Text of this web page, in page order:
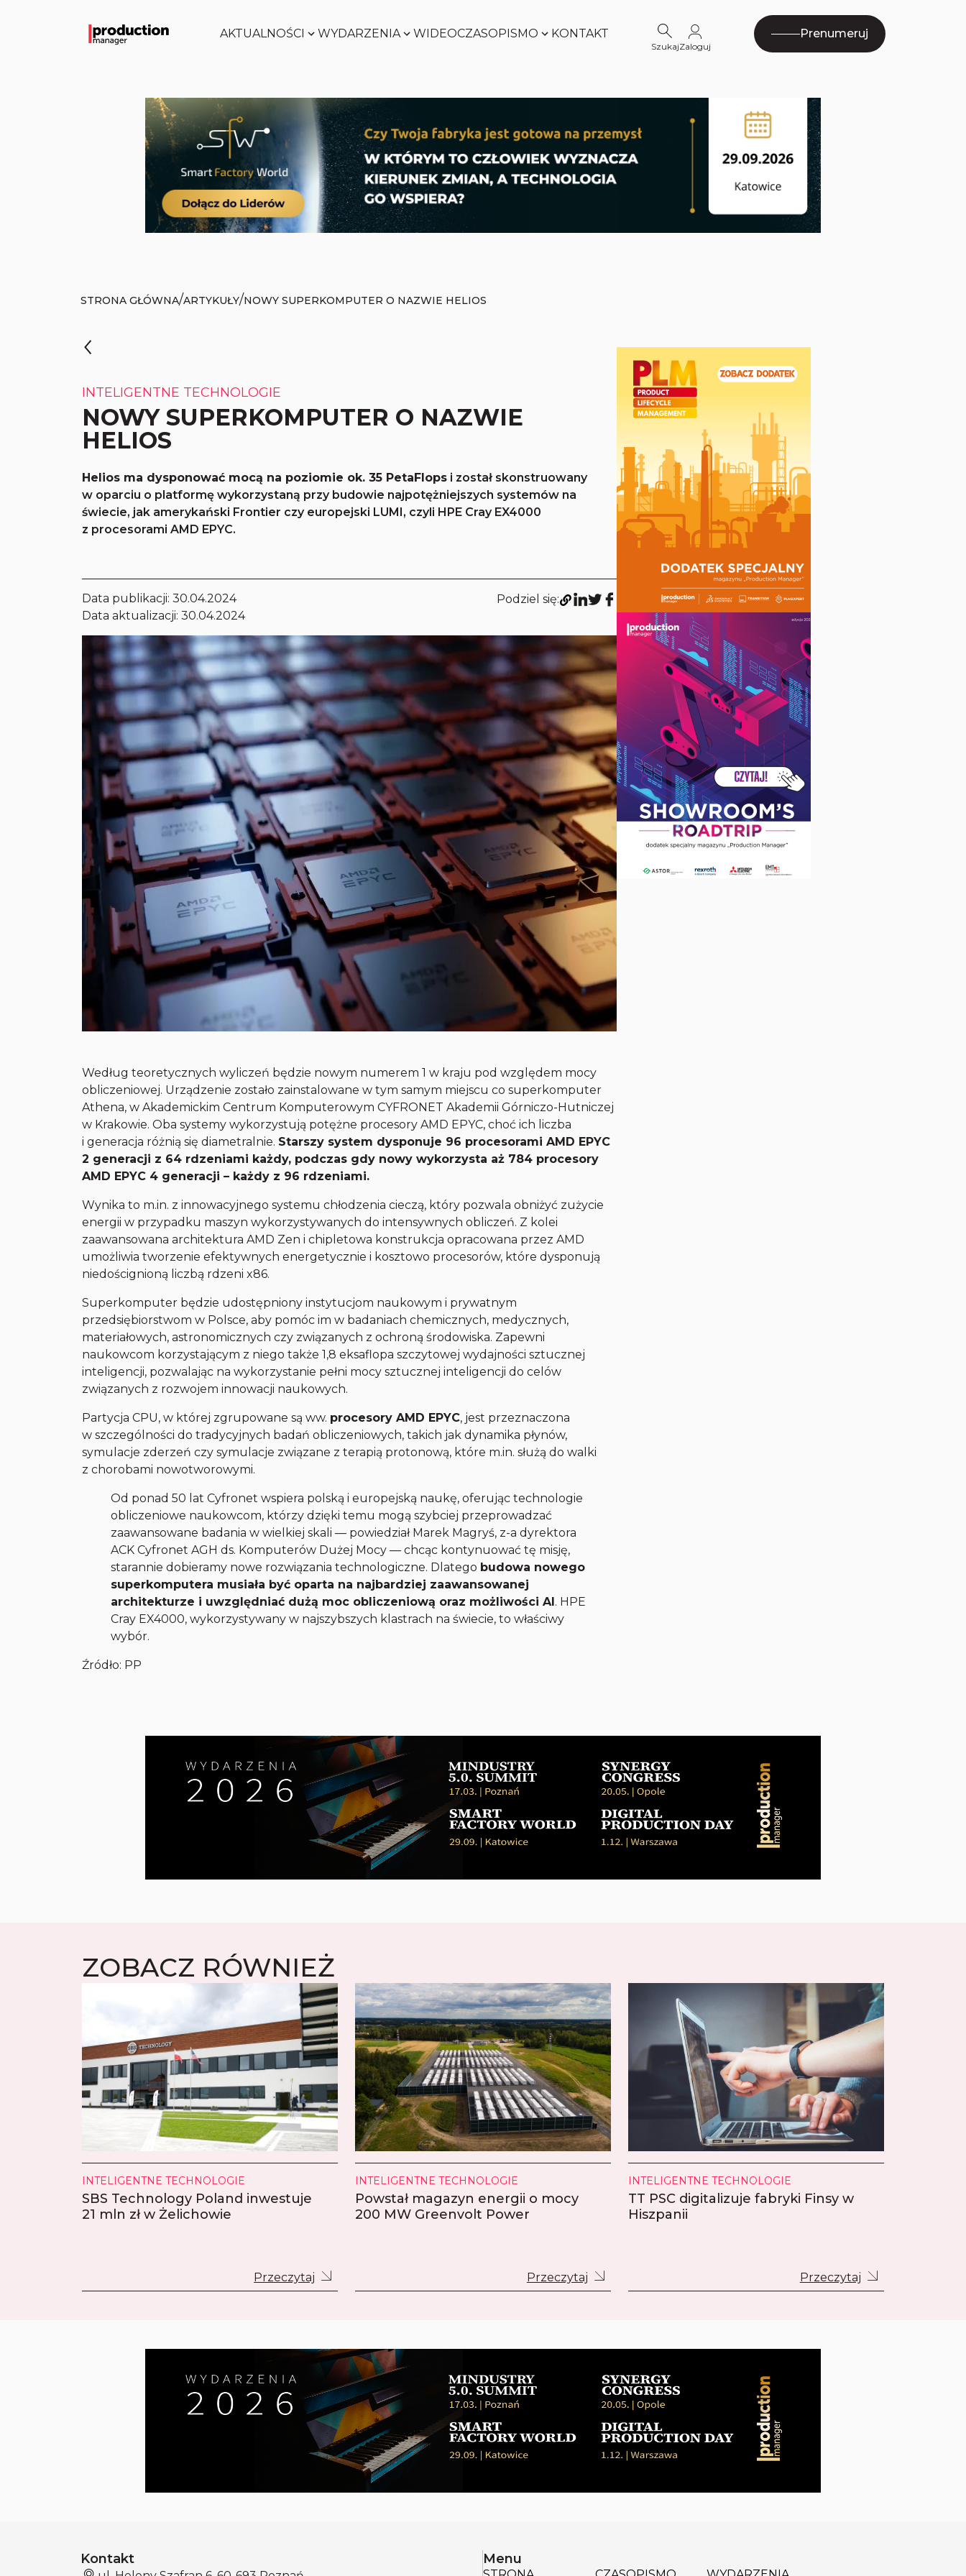
AKTUALNOŚCI WYDARZENIA
SMART
FACTORY
WORLD
WIDEOCZASOPISMO KONTAKT
SzukajZaloguj
Prenumeruj
FACTORY
WORLD
Zobacz
STRONA GŁÓWNA/ARTYKUŁY/NOWY SUPERKOMPUTER O NAZWIE HELIOS
INTELIGENTNE TECHNOLOGIE
NOWY SUPERKOMPUTER O NAZWIE
HELIOS
Helios ma dysponować mocą na poziomie ok. 35 PetaFlops i został skonstruowany
w oparciu o platformę wykorzystaną przy budowie najpotężniejszych systemów na
świecie, jak amerykański Frontier czy europejski LUMI, czyli HPE Cray EX4000
z procesorami AMD EPYC.
Data publikacji:30.04.2024
Data aktualizacji: 30.04.2024
Podziel się:
Według teoretycznych wyliczeń będzie nowym numerem 1 w kraju pod względem mocy
obliczeniowej. Urządzenie zostało zainstalowane w tym samym miejscu co superkomputer
Athena, w Akademickim Centrum Komputerowym CYFRONET Akademii Górniczo-Hutniczej
w Krakowie. Oba systemy wykorzystują potężne procesory AMD EPYC, choć ich liczba
i generacja różnią się diametralnie. Starszy system dysponuje 96 procesorami AMD EPYC
2 generacji z 64 rdzeniami każdy, podczas gdy nowy wykorzysta aż 784 procesory
AMD EPYC 4 generacji – każdy z 96 rdzeniami.
Wynika to m.in. z innowacyjnego systemu chłodzenia cieczą, który pozwala obniżyć zużycie
energii w przypadku maszyn wykorzystywanych do intensywnych obliczeń. Z kolei
zaawansowana architektura AMD Zen i chipletowa konstrukcja opracowana przez AMD
umożliwia tworzenie efektywnych energetycznie i kosztowo procesorów, które dysponują
niedoścignioną liczbą rdzeni x86.
Superkomputer będzie udostępniony instytucjom naukowym i prywatnym
przedsiębiorstwom w Polsce, aby pomóc im w badaniach chemicznych, medycznych,
materiałowych, astronomicznych czy związanych z ochroną środowiska. Zapewni
naukowcom korzystającym z niego także 1,8 eksaflopa szczytowej wydajności sztucznej
inteligencji, pozwalając na wykorzystanie pełni mocy sztucznej inteligencji do celów
związanych z rozwojem innowacji naukowych.
Partycja CPU, w której zgrupowane są ww. procesory AMD EPYC, jest przeznaczona
w szczególności do tradycyjnych badań obliczeniowych, takich jak dynamika płynów,
symulacje zderzeń czy symulacje związane z terapią protonową, które m.in. służą do walki
z chorobami nowotworowymi.
Od ponad 50 lat Cyfronet wspiera polską i europejską naukę, oferując technologie
obliczeniowe naukowcom, którzy dzięki temu mogą szybciej przeprowadzać
zaawansowane badania w wielkiej skali — powiedział Marek Magryś, z-a dyrektora
ACK Cyfronet AGH ds. Komputerów Dużej Mocy — chcąc kontynuować tę misję,
starannie dobieramy nowe rozwiązania technologiczne. Dlatego budowa nowego
superkomputera musiała być oparta na najbardziej zaawansowanej
architekturze i uwzględniać dużą moc obliczeniową oraz możliwości AI. HPE
Cray EX4000, wykorzystywany w najszybszych klastrach na świecie, to właściwy
wybór.
Źródło: PP
ZOBACZ RÓWNIEŻ
INTELIGENTNE TECHNOLOGIE
SBS Technology Poland inwestuje
21 mln zł w Żelichowie
Przeczytaj
INTELIGENTNE TECHNOLOGIE
Powstał magazyn energii o mocy
200 MW Greenvolt Power
Przeczytaj
INTELIGENTNE TECHNOLOGIE
TT PSC digitalizuje fabryki Finsy w
Hiszpanii
Przeczytaj
Kontakt Menu